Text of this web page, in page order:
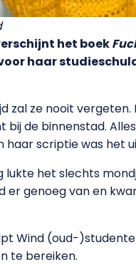
het boek
haar
zal ze nooit
de binnenstad.
haar scriptie was het
lukte het slechts
er genoeg van en
Wind (oud-
te bereiken.